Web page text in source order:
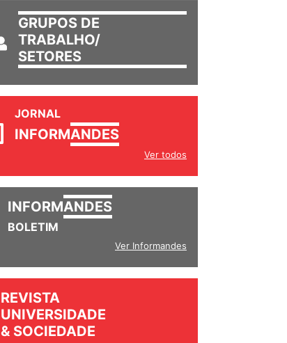
GRUPOS DE
TRABALHO/
SETORES
JORNAL
INFORMANDES
Ver todos
INFORMANDES
BOLETIM
Ver Informandes
REVISTA
UNIVERSIDADE
& SOCIEDADE